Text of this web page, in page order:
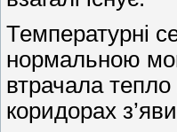
Температурні
нормальною
втрачала
коридорах